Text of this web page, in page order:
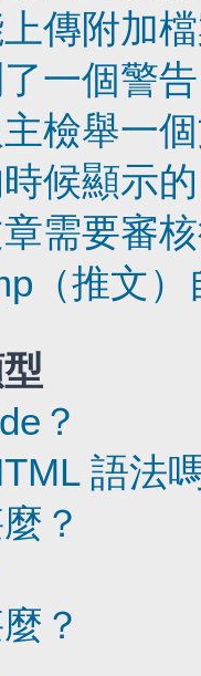
傳附加
一個警
檢舉一
候顯示
需要審
（推文
？
語法
？
？